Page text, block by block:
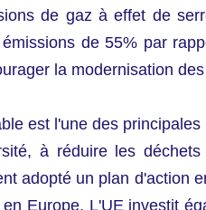
de gaz à effet de
de 55% par
la modernisation
est l'une des
à réduire les
adopté un plan d'action
Europe. L'UE investit